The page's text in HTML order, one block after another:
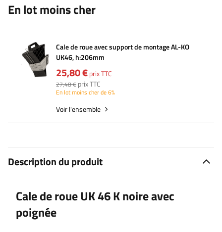
En lot moins cher
Cale de roue avec support de montage AL-KO
UK46, h:206mm
25,80 €prix TTC
27,48 € prix TTC
En lot moins cher de 6%
Voir l'ensemble
Description du produit
Cale de roue UK 46 K noire avec
poignée